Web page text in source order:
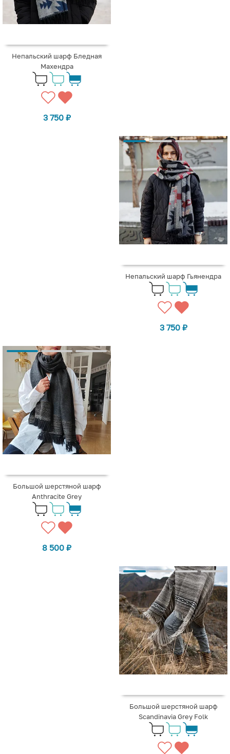
Непальский шарф Бледная
Махендра
3 750 ₽
Непальский шарф Гьянендра
3 750 ₽
Большой шерстяной шарф
Anthracite Grey
8 500 ₽
Большой шерстяной шарф
Scandinavia Grey Folk